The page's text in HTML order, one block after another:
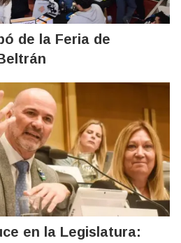
de la Feria de
en la Legislatura: